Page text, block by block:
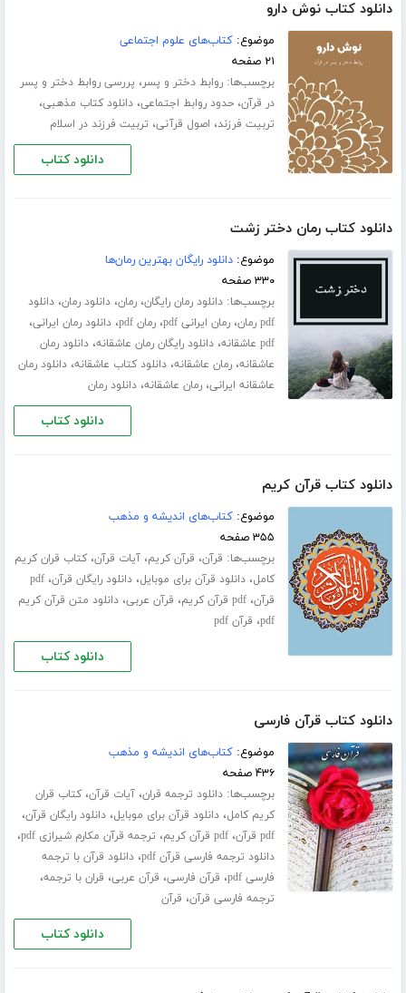
دانلود کتاب نوش دارو
موضوع:کتاب‌های علوم اجتماعی
۲۱ صفحه
برچسب‌ها:روابط دختر و پسر، پررسی روابط دختر و پسر
در قرآن،حدود روابط اجتماعی،دانلود کتاب مذهبی،
تربیت فرزند، اصول قرآنی، تربیت فرزند در اسلام
دانلود کتاب
دانلود کتاب رمان دختر زشت
موضوع:دانلود رایگان بهترین رمان‌ها
۳۳۰ صفحه
برچسب‌ها:دانلود رمان رایگان،رمان،دانلود رمان،دانلود
pdf رمان
،رمان ایرانی pdf ،رمان pdf ،دانلود رمان ایرانی،
pdf عاشقانه ،دانلود رایگان رمان عاشقانه،دانلود رمان
عاشقانه،رمان عاشقانه،دانلود کتاب عاشقانه،دانلود رمان
عاشقانه ایرانی،رمان عاشقانه،دانلود رمان
دانلود کتاب
دانلود کتاب قرآن کریم
موضوع:کتاب‌های اندیشه و مذهب
۳۵۵ صفحه
برچسب‌ها: قرآن، قرآن کریم،آیات قرآن،کتاب قران کریم
کامل،دانلود قرآن برای موبایل،دانلود رایگان قرآن،pdf
قرآن،pdf قرآن کریم ، قرآن عربی،دانلود متن قرآن کریم
pdf، قرآن pdf
دانلود کتاب
دانلود کتاب قرآن فارسی
موضوع:کتاب‌های اندیشه و مذهب
۴۳۶ صفحه
برچسب‌ها:دانلود ترجمه قران،آیات قرآن،کتاب قران
کریم کامل،دانلود قرآن برای موبایل،دانلود رایگان قرآن،
pdf قرآن ،pdf قرآن کریم ، ترجمه قرآن مکارم شیرازی pdf ،
دانلود ترجمه فارسی قرآن pdf ،دانلود قرآن با ترجمه
فارسی pdf
، قرآن فارسی، قرآن عربی، قران با ترجمه،
ترجمه فارسی قرآن، قرآن
دانلود کتاب